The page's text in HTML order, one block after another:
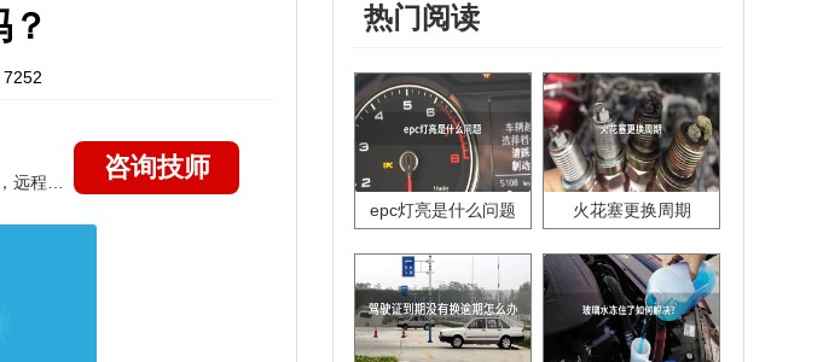
7252
咨询技师
热门阅读
epc灯亮是什么问题 火花塞更换周期